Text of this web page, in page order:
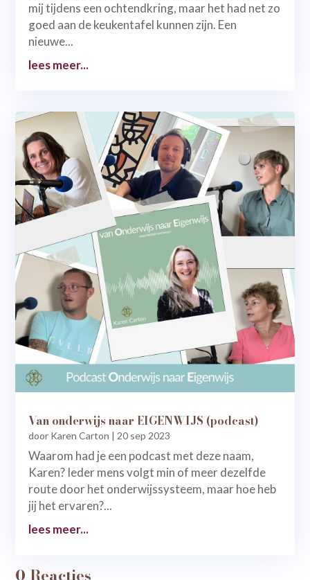
mij tijdens een ochtendkring, maar het had net zo
goed aan de keukentafel kunnen zijn. Een
nieuwe...
lees meer...
Van onderwijs naar EIGENWIJS (podcast)
door Karen Carton | 20 sep 2023
Waarom had je een podcast met deze naam,
Karen? Ieder mens volgt min of meer dezelfde
route door het onderwijssysteem, maar hoe heb
jij het ervaren?...
lees meer...
0 Reacties